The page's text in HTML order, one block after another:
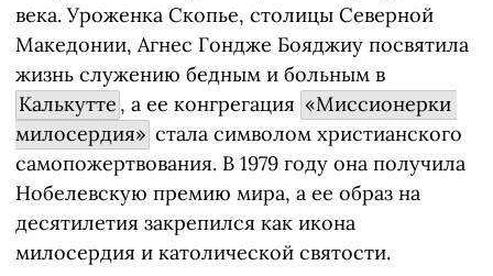
века. Уроженка Скопье, столицы Северной
Македонии, Агнес Гондже Бояджиу посвятила
жизнь служению бедным и больным в
Калькутте , а ее конгрегация «Миссионерки
милосердия» стала символом христианского
самопожертвования. В 1979 году она получила
Нобелевскую премию мира, а ее образ на
десятилетия закрепился как икона
милосердия и католической святости.